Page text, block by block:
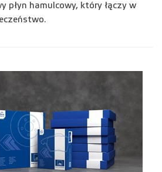
płyn hamulcowy, który łączy w